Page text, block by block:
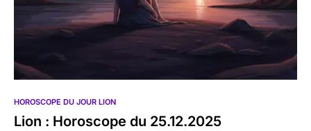
HOROSCOPE DU JOUR LION
Lion : Horoscope du 25.12.2025